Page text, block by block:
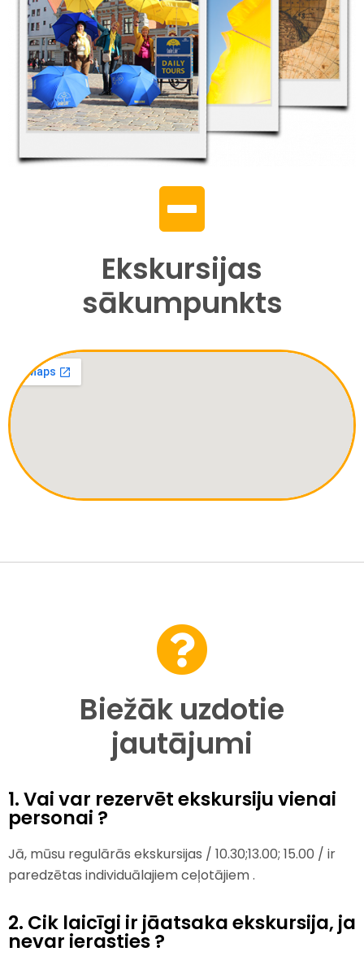
Ekskursijas
sākumpunkts
Biežāk uzdotie
jautājumi
1. Vai var rezervēt ekskursiju vienai
personai ?
Jā, mūsu regulārās ekskursijas / 10.30;13.00; 15.00 / ir
paredzētas individuālajiem ceļotājiem .
2. Cik laicīgi ir jāatsaka ekskursija, ja
nevar ierasties ?